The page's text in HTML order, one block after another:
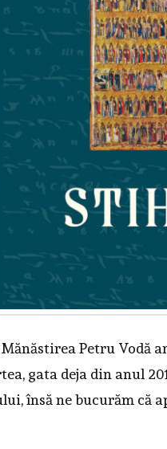
Petru
gata deja din anul
însă ne bucurăm că